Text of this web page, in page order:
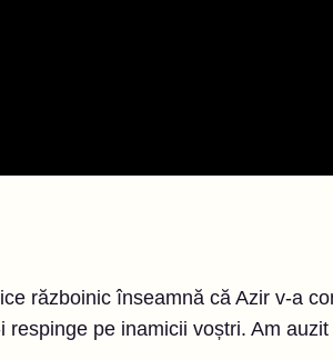
războinic înseamnă că Azir v-a
respinge pe inamicii voștri. Am